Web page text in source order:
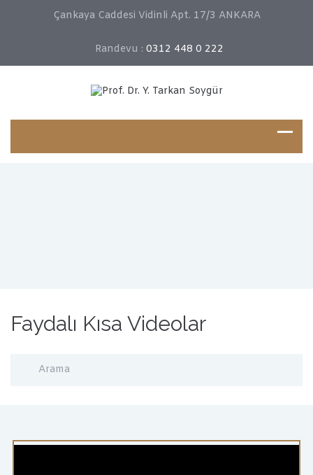
Çankaya Caddesi Vidinli Apt. 17/3 ANKARA
Randevu : 0312 448 0 222
Faydalı Kısa Videolar